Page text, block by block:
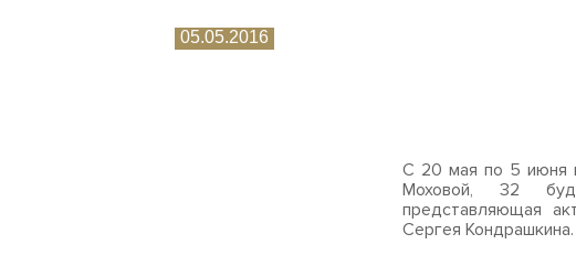
05.05.2016
С 20 мая по 5 июня
Моховой, 32
представляющая
Сергея Кондрашкина.